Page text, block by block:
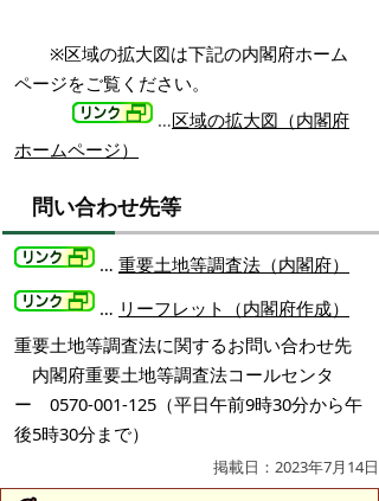
※区域の拡大図は下記の内閣府ホーム
ページをご覧ください。
…区域の拡大図（内閣府
ホームページ）
問い合わせ先等
… 重要土地等調査法（内閣府）
… リーフレット（内閣府作成）
重要土地等調査法に関するお問い合わせ先
内閣府重要土地等調査法コールセンタ
ー 0570-001-125（平日午前9時30分から午
後5時30分まで）
掲載日：2023年7月14日